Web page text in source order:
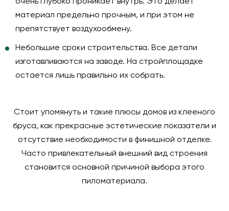
очень глубоко проникает внутрь. Это делает
материал предельно прочным, и при этом не
препятствует воздухообмену.
Небольшие сроки строительства. Все детали
изготавливаются на заводе. На стройплощадке
остается лишь правильно их собрать.
Стоит упомянуть и такие плюсы домов из клееного
бруса, как прекрасные эстетические показатели и
отсутствие необходимости в финишной отделке.
Часто привлекательный внешний вид строения
становится основной причиной выбора этого
пиломатериала.